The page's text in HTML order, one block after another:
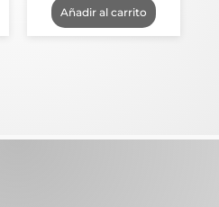
Añadir al carrito